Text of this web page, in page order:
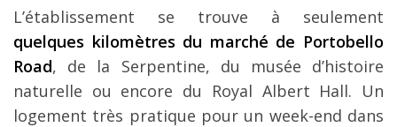
L’établissement se trouve à seulement
quelques kilomètres du marché de Portobello
Road, de la Serpentine, du musée d’histoire
naturelle ou encore du Royal Albert Hall. Un
logement très pratique pour un week-end dans